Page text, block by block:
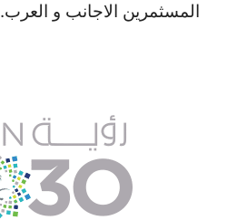
المسثمرين الاجانب و العرب.